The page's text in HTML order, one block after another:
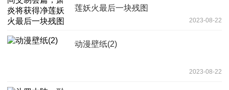
莲妖火最后一块残图
2023-08-22
动漫壁纸(2)
2023-08-22